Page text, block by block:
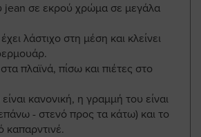
jean σε εκρού χρώμα σε μεγάλα
λάστιχο στη μέση και κλείνει
πλαϊνά, πίσω και πιέτες στο
κανονική, η γραμμή του είναι
- στενό προς τα κάτω) και το
καπαρντινέ.